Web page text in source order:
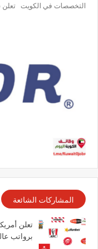
التخصصات في الكويت تعلن
المشاركات الشائعة
تعلن
برواتب